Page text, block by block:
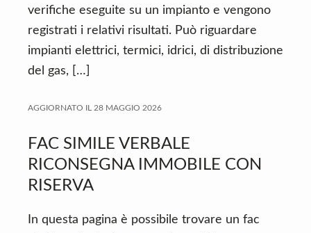
verifiche eseguite su un impianto e vengono
registrati i relativi risultati. Può riguardare
impianti elettrici, termici, idrici, di distribuzione
del gas, […]
AGGIORNATO IL 28 MAGGIO 2026
FAC SIMILE VERBALE
RICONSEGNA IMMOBILE CON
RISERVA
In questa pagina è possibile trovare un fac